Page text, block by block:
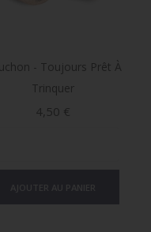
- Toujours Prêt À
Trinquer
Prix
4,50 €